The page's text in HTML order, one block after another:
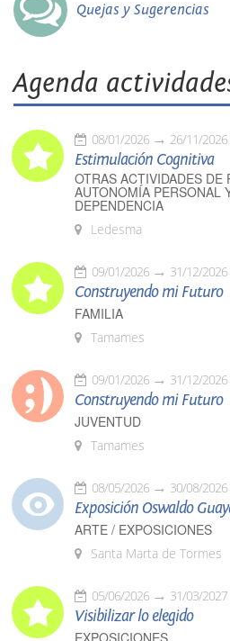
Quejas y Sugerencias
Agenda
08/01/2026 26/11/2026
Estimulación Cognitiva
OTRAS ACTIVIDADES DE
AUTONOMÍA PERSONAL
DEPENDENCIA
Ledesma
09/01/2026 31/12/2026
Construyendo mi Futuro
FAMILIA
Tamames
09/01/2026 31/12/2026
Construyendo mi Futuro
JUVENTUD
Tamames
08/05/2026 30/08/2026
Exposición Oswaldo
ARTE / EXPOSICIONES
Santa Marta de Tormes
05/06/2026 31/03/2027
Visibilizar lo elegido
EXPOSICIONES